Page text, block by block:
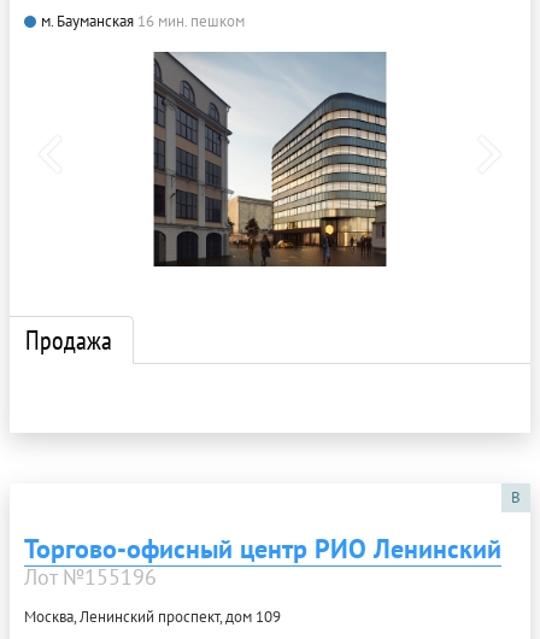
м. Бауманская 16 мин. пешком
Продажа
B
Торгово-офисный центр РИО Ленинский
Лот №155196
Москва, Ленинский проспект, дом 109